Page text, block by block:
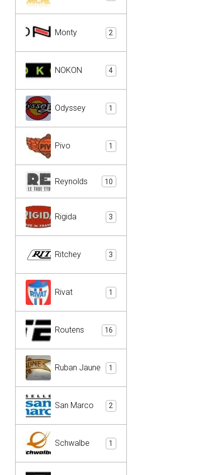
Monty 2
NOKON 4
Odyssey 1
Pivo 1
Reynolds 10
Rigida 3
Ritchey 3
Rivat 1
Routens 16
Ruban Jaune 1
San Marco 2
Schwalbe 1